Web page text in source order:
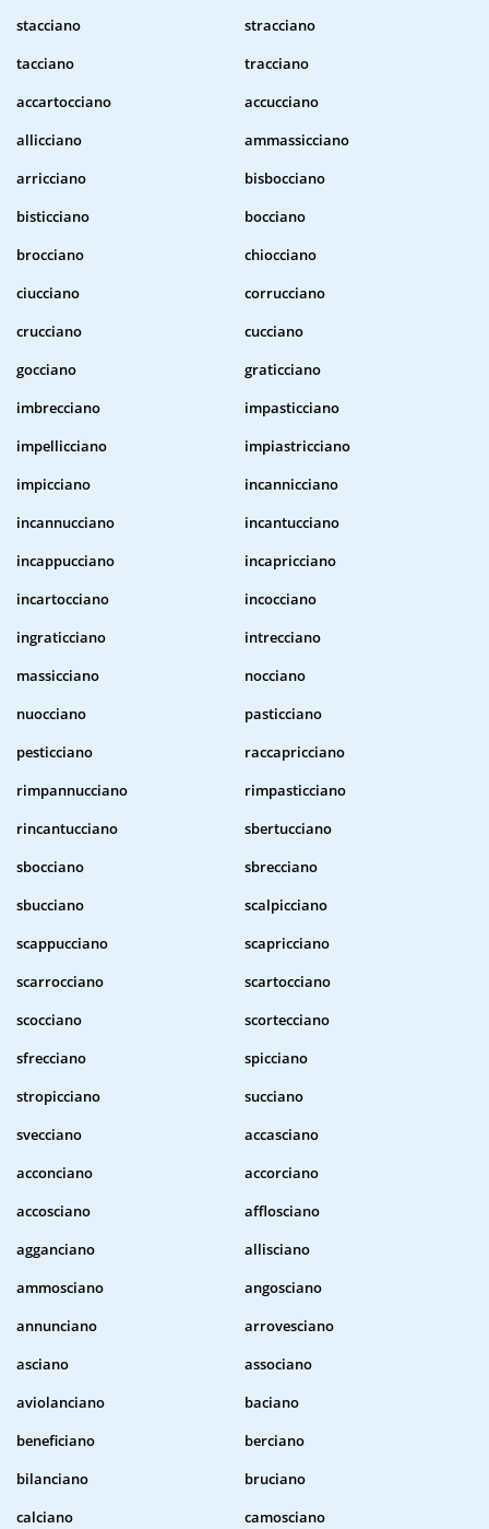
stacciano
stracciano
tacciano
tracciano
accartocciano
accucciano
allicciano
ammassicciano
arricciano
bisbocciano
bisticciano
bocciano
brocciano
chiocciano
ciucciano
corrucciano
crucciano
cucciano
gocciano
graticciano
imbrecciano
impasticciano
impellicciano
impiastricciano
impicciano
incannicciano
incannucciano
incantucciano
incappucciano
incapricciano
incartocciano
incocciano
ingraticciano
intrecciano
massicciano
nocciano
nuocciano
pasticciano
pesticciano
raccapricciano
rimpannucciano
rimpasticciano
rincantucciano
sbertucciano
sbocciano
sbrecciano
sbucciano
scalpicciano
scappucciano
scapricciano
scarrocciano
scartocciano
scocciano
scortecciano
sfrecciano
spicciano
stropicciano
succiano
svecciano
accasciano
acconciano
accorciano
accosciano
afflosciano
agganciano
allisciano
ammosciano
angosciano
annunciano
arrovesciano
asciano
associano
aviolanciano
baciano
beneficiano
berciano
bilanciano
bruciano
calciano
camosciano